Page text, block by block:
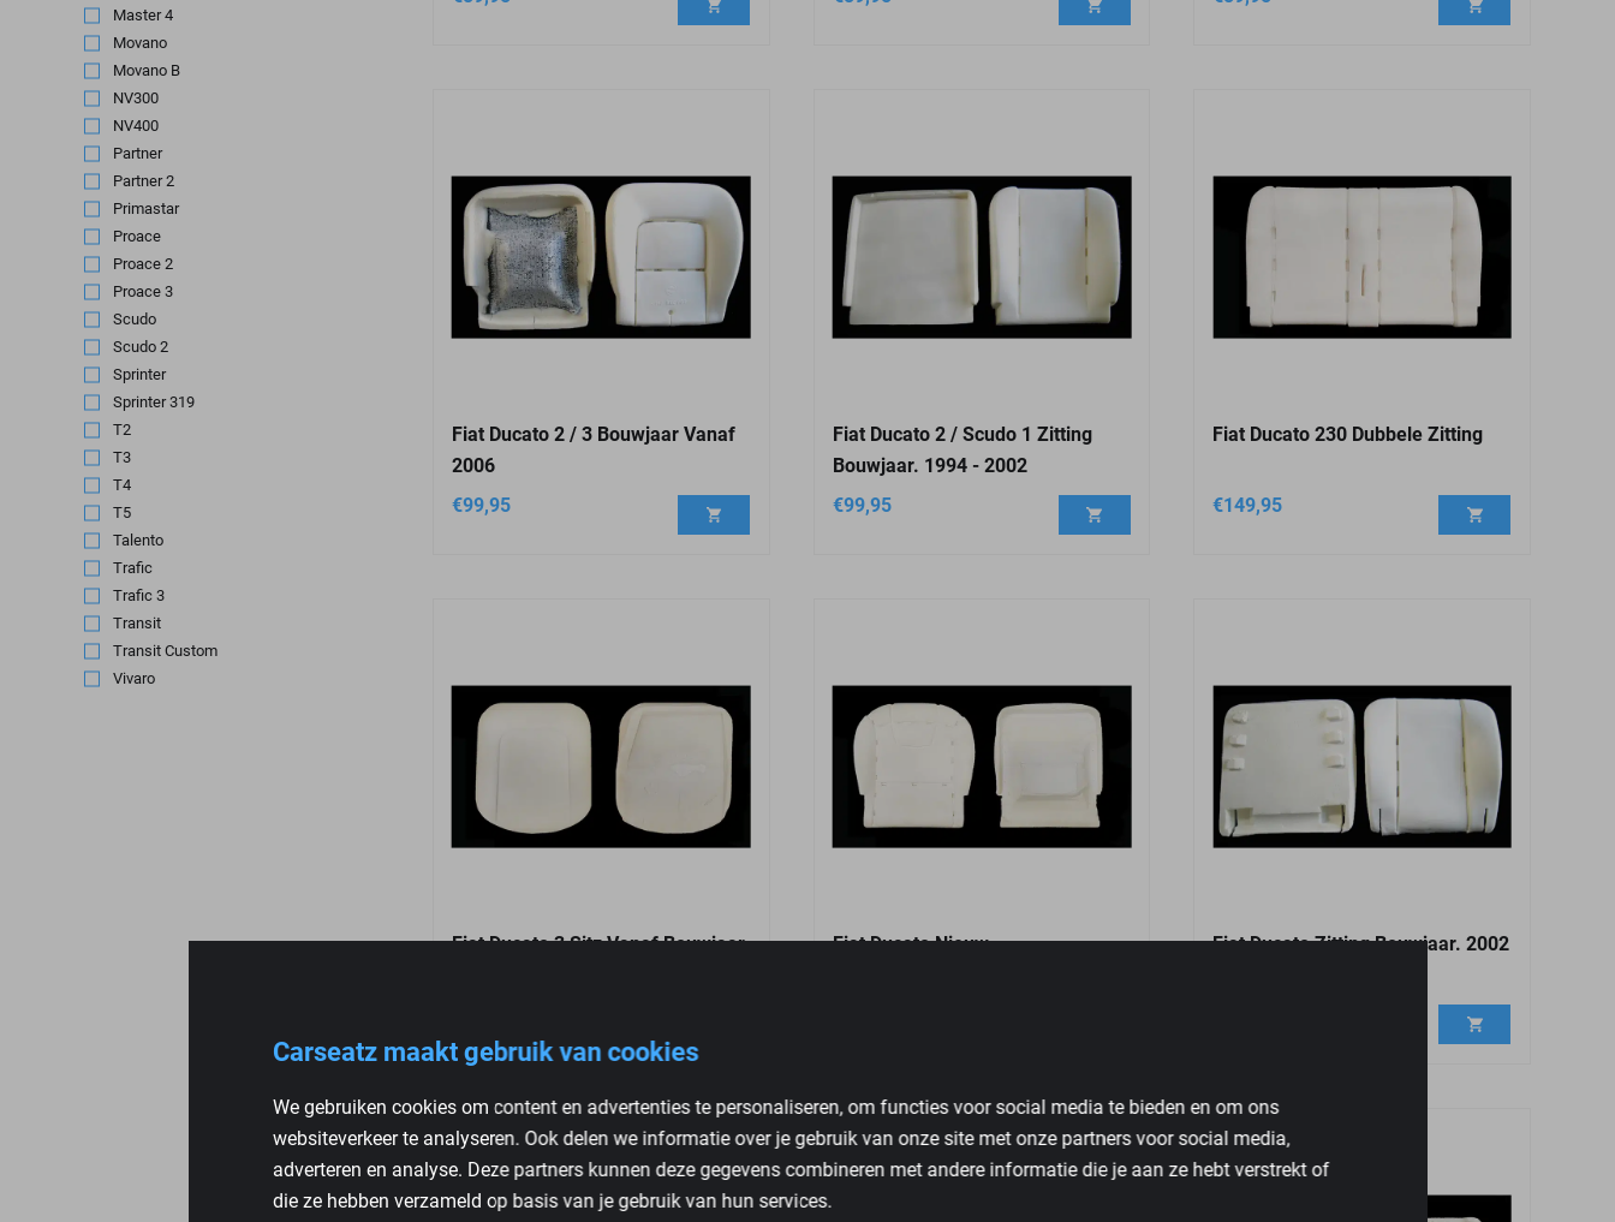
Carseatz maakt gebruik van cookies
We gebruiken cookies om content en advertenties te personaliseren, om functies voor social media te bieden en om ons
websiteverkeer te analyseren. Ook delen we informatie over je gebruik van onze site met onze partners voor social media,
adverteren en analyse. Deze partners kunnen deze gegevens combineren met andere informatie die je aan ze hebt verstrekt of
die ze hebben verzameld op basis van je gebruik van hun services.
Master 4
Movano
Movano B
NV300
NV400
Partner
Partner 2
Primastar
Proace
Proace 2
Proace 3
Scudo
Scudo 2
Sprinter
Sprinter 319
T2
T3
T4
T5
Talento
Trafic
Trafic 3
Transit
Transit Custom
Vivaro
Fiat Ducato 2 / 3 Bouwjaar Vanaf
2006
€99,95
Fiat Ducato 2 / Scudo 1 Zitting
Bouwjaar. 1994 - 2002
€99,95
Fiat Ducato 230 Dubbele Zitting
€149,95
Fiat Ducato 3 Sitz Vanaf Bouwjaar
Fiat Ducato Nieuw
Fiat Ducato Zitting Bouwjaar. 2002